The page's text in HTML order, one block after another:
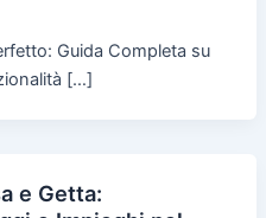
Guida Completa su
[…]
e Getta: